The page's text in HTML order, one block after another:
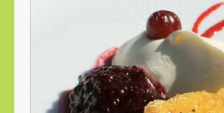
julkalender